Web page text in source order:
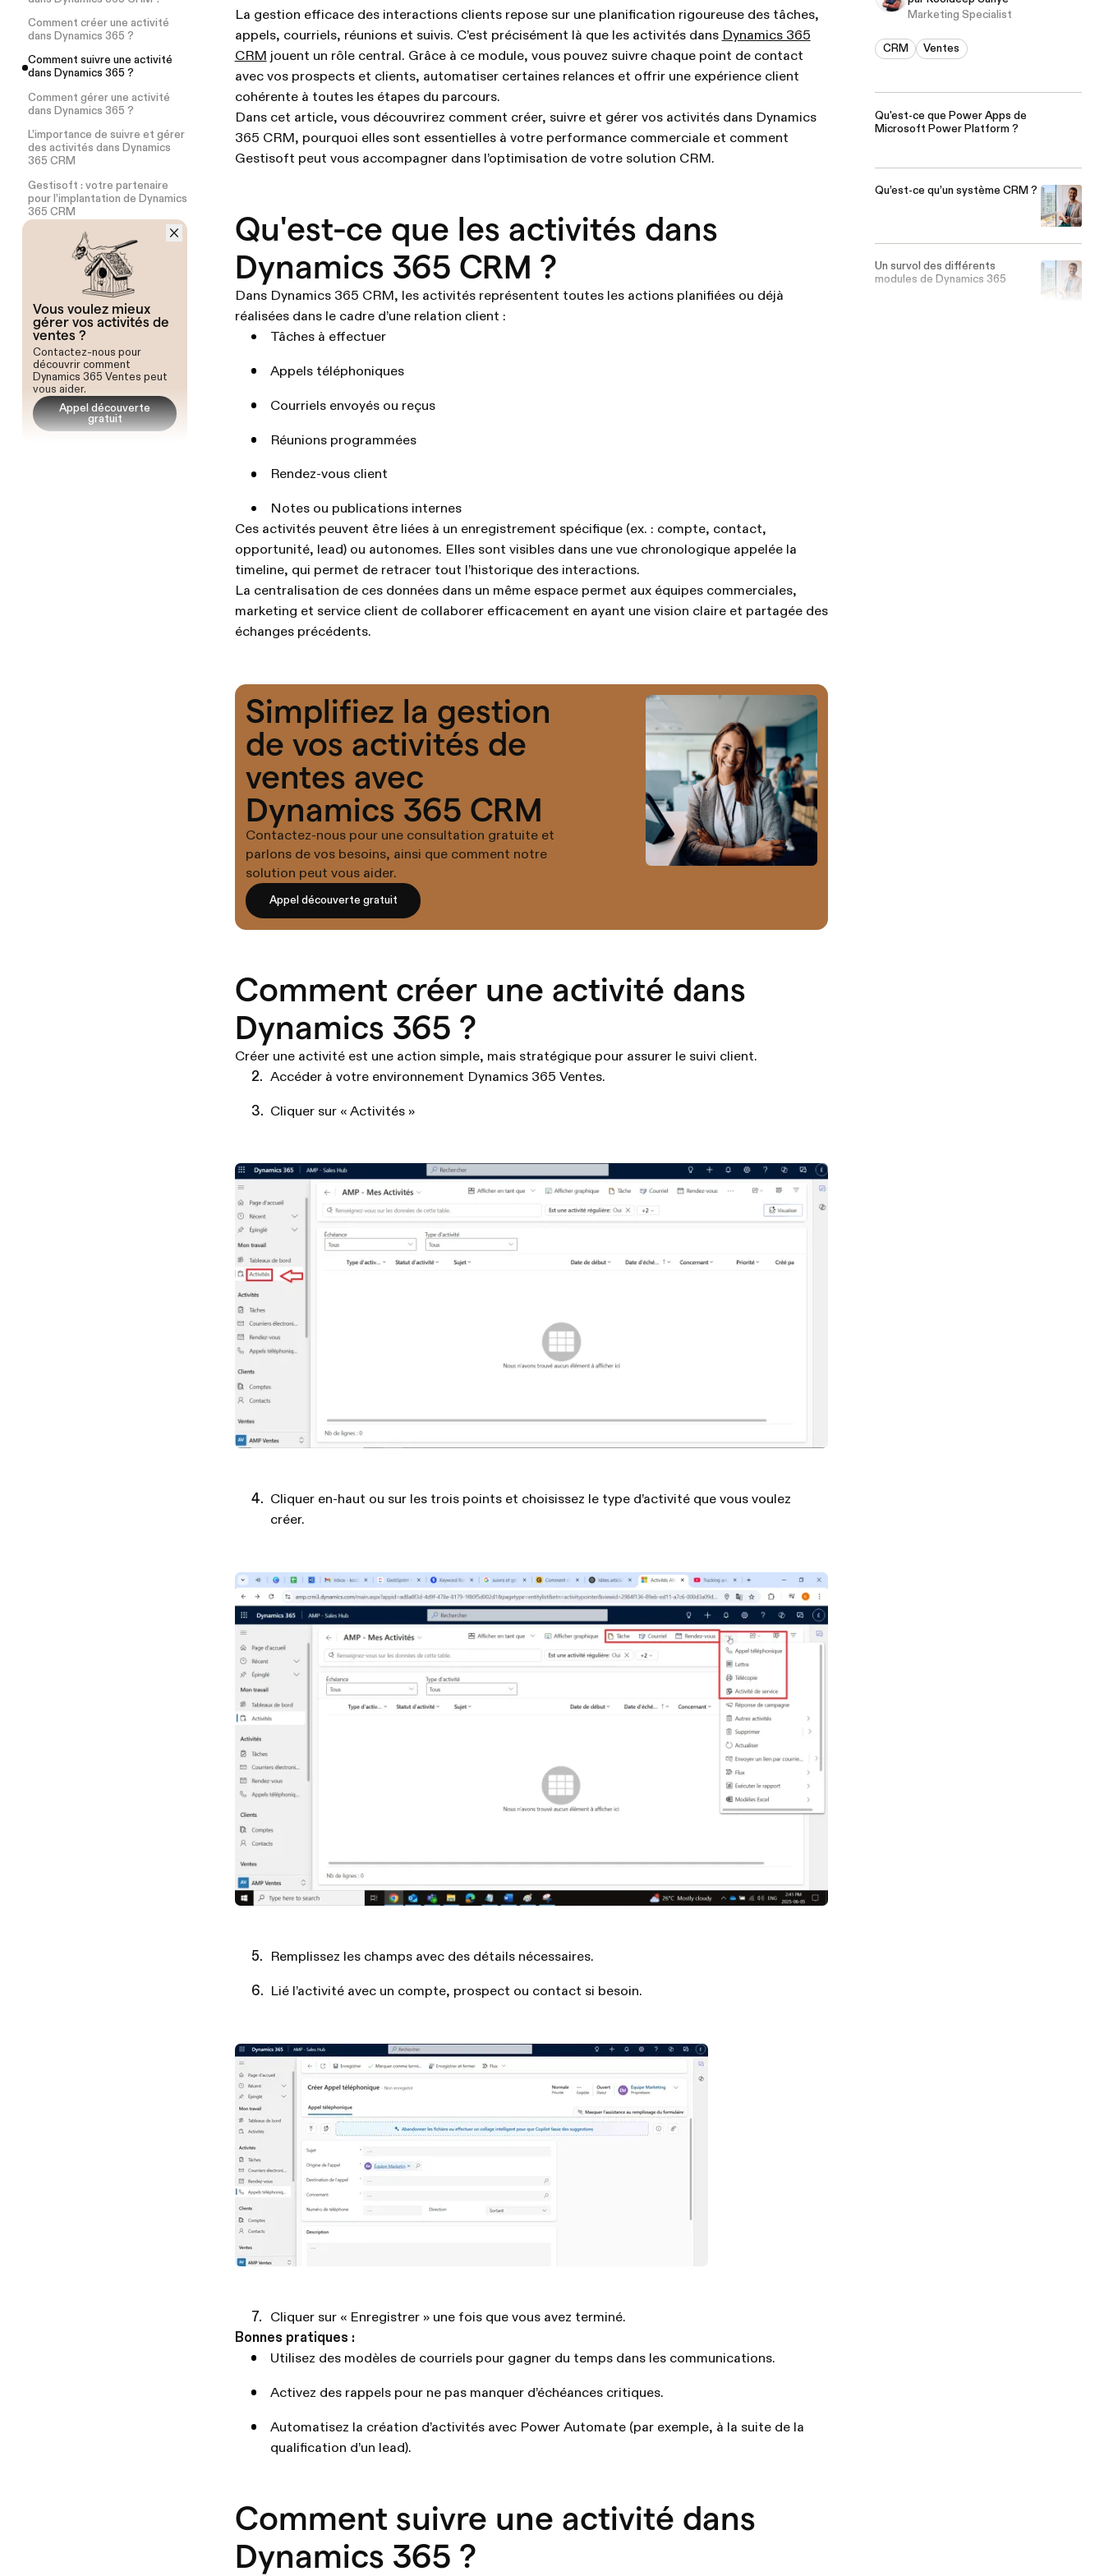
Comment créer une activité
dans Dynamics 365 ?
Comment suivre une activité
dans Dynamics 365 ?
Comment gérer une activité
dans Dynamics 365 ?
L’importance de suivre et gérer
des activités dans Dynamics
365 CRM
Gestisoft : votre partenaire
pour l’implantation de Dynamics
365 CRM
Vous voulez mieux
gérer vos activités de
ventes ?
Contactez-nous pour
découvrir comment
Dynamics 365 Ventes peut
vous aider.
Appel découverte
gratuit
Marketing Specialist
CRM Ventes
Qu'est-ce que Power Apps de
Microsoft Power Platform ?
Qu’est-ce qu’un système CRM ?
Un survol des différents
modules de Dynamics 365
La gestion efficace des interactions clients repose sur une planification rigoureuse des tâches,
appels, courriels, réunions et suivis. C’est précisément là que les activités dans Dynamics 365
CRM jouent un rôle central. Grâce à ce module, vous pouvez suivre chaque point de contact
avec vos prospects et clients, automatiser certaines relances et offrir une expérience client
cohérente à toutes les étapes du parcours.
Dans cet article, vous découvrirez comment créer, suivre et gérer vos activités dans Dynamics
365 CRM, pourquoi elles sont essentielles à votre performance commerciale et comment
Gestisoft peut vous accompagner dans l’optimisation de votre solution CRM.
Qu'est-ce que les activités dans
Dynamics 365 CRM ?
Dans Dynamics 365 CRM, les activités représentent toutes les actions planifiées ou déjà
réalisées dans le cadre d’une relation client :
Tâches à effectuer
Appels téléphoniques
Courriels envoyés ou reçus
Réunions programmées
Rendez-vous client
Notes ou publications internes
Ces activités peuvent être liées à un enregistrement spécifique (ex. : compte, contact,
opportunité, lead) ou autonomes. Elles sont visibles dans une vue chronologique appelée la
timeline, qui permet de retracer tout l’historique des interactions.
La centralisation de ces données dans un même espace permet aux équipes commerciales,
marketing et service client de collaborer efficacement en ayant une vision claire et partagée des
échanges précédents.
Simplifiez la gestion
de vos activités de
ventes avec
Dynamics 365 CRM
Contactez-nous pour une consultation gratuite et
parlons de vos besoins, ainsi que comment notre
solution peut vous aider.
Appel découverte gratuit
Comment créer une activité dans
Dynamics 365 ?
Créer une activité est une action simple, mais stratégique pour assurer le suivi client.
Accéder à votre environnement Dynamics 365 Ventes.
Cliquer sur « Activités »
Cliquer en-haut ou sur les trois points et choisissez le type d’activité que vous voulez
créer.
Remplissez les champs avec des détails nécessaires.
Lié l’activité avec un compte, prospect ou contact si besoin.
Cliquer sur « Enregistrer » une fois que vous avez terminé.
Bonnes pratiques :
Utilisez des modèles de courriels pour gagner du temps dans les communications.
Activez des rappels pour ne pas manquer d’échéances critiques.
Automatisez la création d’activités avec Power Automate (par exemple, à la suite de la
qualification d’un lead).
Comment suivre une activité dans
Dynamics 365 ?